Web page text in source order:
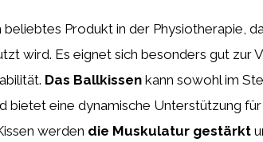
beliebtes Produkt in der Physiotherapie,
wird. Es eignet sich besonders gut zur
Das Ballkissen kann sowohl im
bietet eine dynamische Unterstützung für
werden die Muskulatur gestärkt